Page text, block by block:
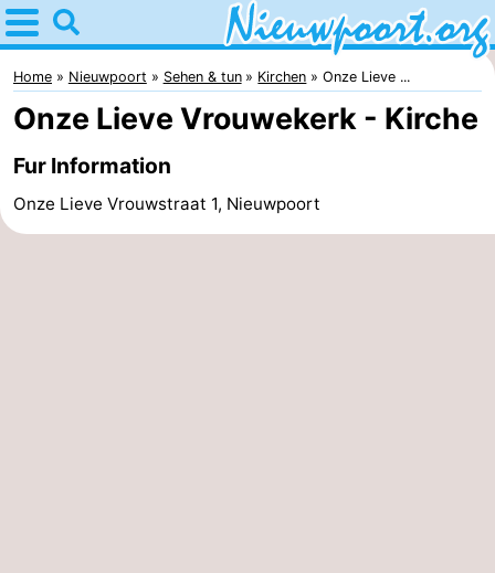
Home
Nieuwpoort
Tipps
Für
Home Nieuwpoort Sehen & tun Kirchen Onze Lieve ...
Onze Lieve Vrouwekerk - Kirche
Fur Information
Onze Lieve Vrouwstraat 1, Nieuwpoort